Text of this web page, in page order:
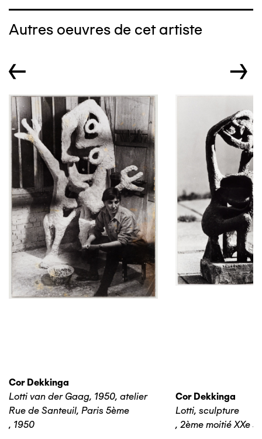
Autres oeuvres de cet artiste
← →
Cor Dekkinga
Lotti van der Gaag, 1950, atelier
Rue de Santeuil, Paris 5ème
, 1950
Cor Dekkinga
Lotti, sculpture
, 2ème moitié XXe